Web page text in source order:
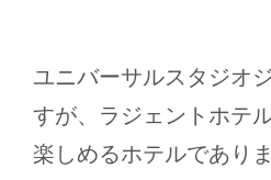
ユニバーサルスタジオ
すが、ラジェントホテ
楽しめるホテルでありま